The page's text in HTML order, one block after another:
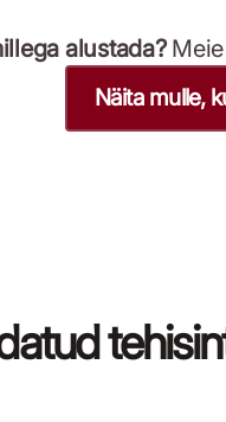
alustada?Meie
Näita mulle,